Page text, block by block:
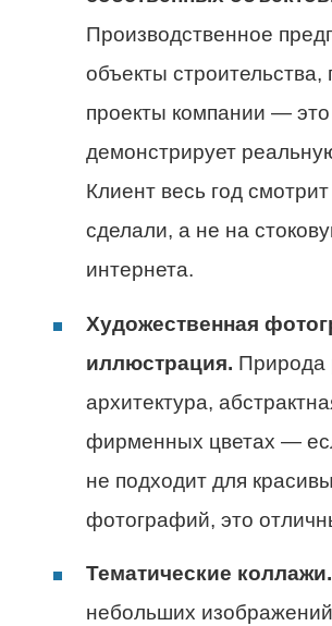
Производственное
объекты строительства,
проекты компании — это
демонстрирует
Клиент весь год
сделали, а не на
интернета.
Художественная
иллюстрация. Природа
архитектура,
фирменных цветах —
не подходит для
фотографий, это
Тематические коллажи.
небольших